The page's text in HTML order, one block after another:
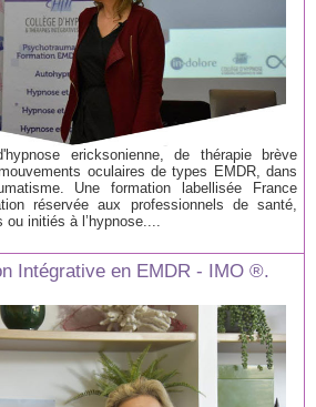
ericksonienne, de thérapie brève
oculaires de types EMDR, dans
Une formation labellisée France
réservée aux professionnels de santé,
initiés à l’hypnose....
Intégrative en EMDR - IMO ®.